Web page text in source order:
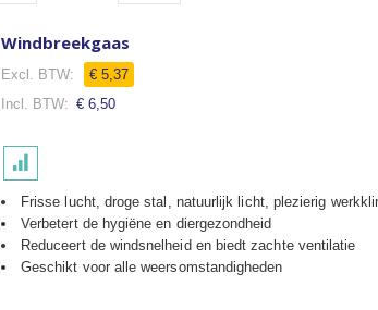
laag
sorteren
Windbreekgaas
€ 5,37
€ 6,50
Frisse lucht, droge stal, natuurlijk licht, plezierig
Verbetert de hygiëne en diergezondheid
Reduceert de windsnelheid en biedt zachte ventilatie
Geschikt voor alle weersomstandigheden